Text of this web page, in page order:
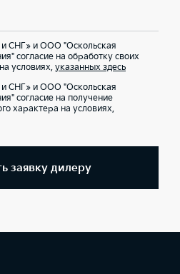
СНГ» и ООО "Оскольская
согласие на обработку своих
условиях, указанных здесь
СНГ» и ООО "Оскольская
согласие на получение
характера на условиях,
заявку дилеру